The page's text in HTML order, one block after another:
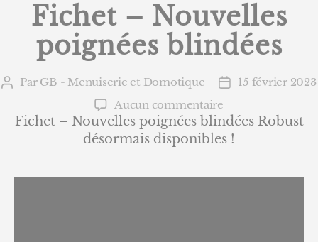
Fichet – Nouvelles
poignées blindées
Auteur
l’article
Par GB - Menuiserie et Domotique
Date
l’article
15 février 2023
Aucun commentairesur
Fichet
–
Fichet – Nouvelles poignées blindées Robust
désormais disponibles !